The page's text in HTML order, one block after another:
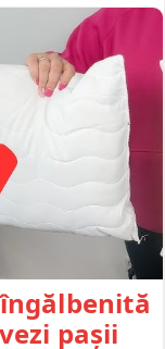
pașii